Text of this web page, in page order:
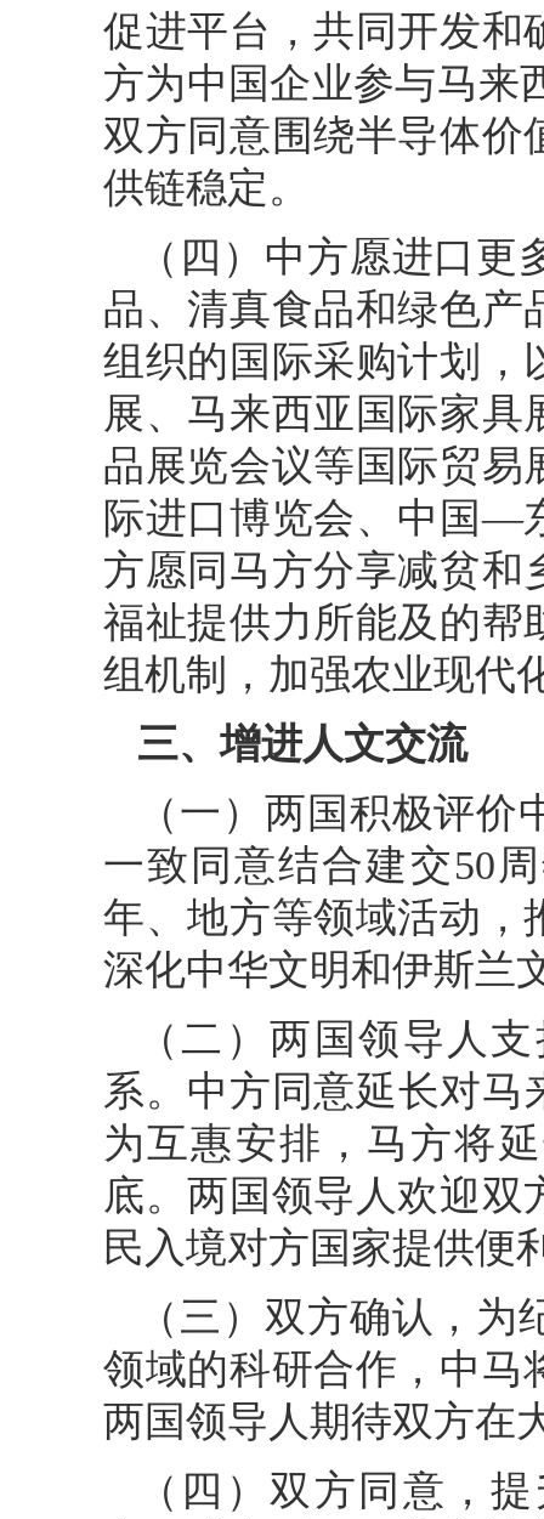
促进平台，共同开发和
方为中国企业参与马来
双方同意围绕半导体价
供链稳定。
（四）中方愿进口
品、清真食品和绿色产
组织的国际采购计划，
展、马来西亚国际家
品展览会议等国际贸易
际进口博览会、中国—
方愿同马方分享减贫和
福祉提供力所能及的帮
组机制，加强农业现代
三、增进人文交流
（一）两国积极评
一致同意结合建交50
年、地方等领域活动，
深化中华文明和伊斯兰
（二）两国领导人
系。中方同意延长对马
为互惠安排，马方将
底。两国领导人欢迎
民入境对方国家提供便
（三）双方确认，
领域的科研合作，中马
两国领导人期待双方在
（四）双方同意，